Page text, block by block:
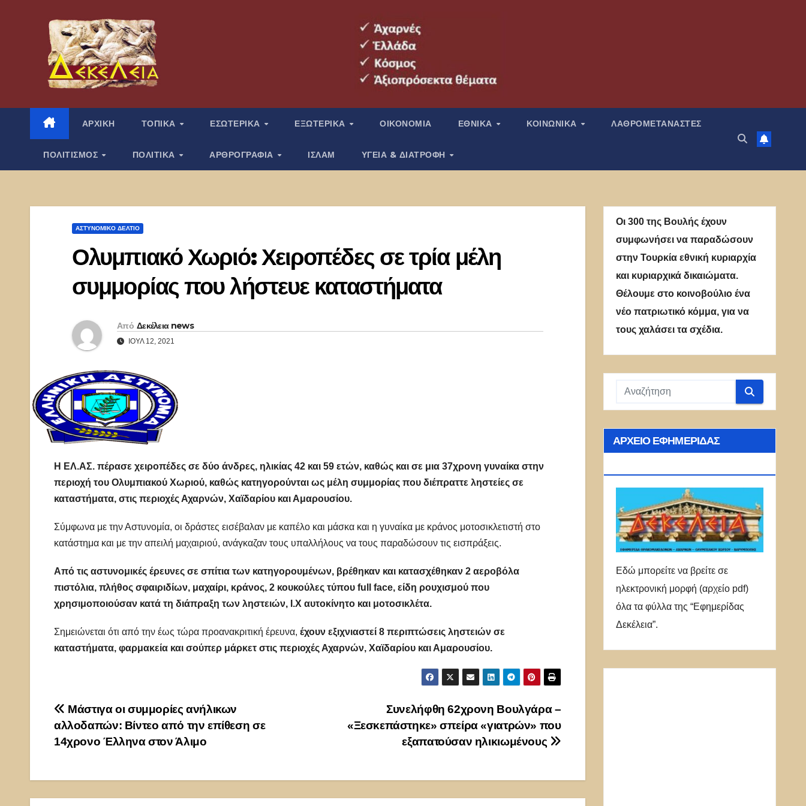
περιεχόμενο
ΑΡΧΙΚΗ ΤΟΠΙΚΑ ΕΣΩΤΕΡΙΚΑ ΕΞΩΤΕΡΙΚΑ ΟΙΚΟΝΟΜΙΑ ΕΘΝΙΚΑ ΚΟΙΝΩΝΙΚΑ ΛΑΘΡΟΜΕΤΑΝΑΣΤΕΣ
ΠΟΛΙΤΙΣΜΟΣ ΠΟΛΙΤΙΚΑ ΑΡΘΡΟΓΡΑΦΙΑ ΙΣΛΑΜ ΥΓΕΙΑ & ΔΙΑΤΡΟΦΗ
ΑΣΤΥΝΟΜΙΚΌ ΔΕΛΤΊΟ
Ολυμπιακό Χωριό: Χειροπέδες σε τρία μέλη
συμμορίας που λήστευε καταστήματα
Από Δεκέλεια news
ΙΟΎΛ 12, 2021
Η ΕΛ.ΑΣ. πέρασε χειροπέδες σε δύο άνδρες, ηλικίας 42 και 59 ετών, καθώς και σε μια 37χρονη γυναίκα στην
περιοχή του Ολυμπιακού Χωριού, καθώς κατηγορούνται ως μέλη συμμορίας που διέπραττε ληστείες σε
καταστήματα, στις περιοχές Αχαρνών, Χαϊδαρίου και Αμαρουσίου.
Σύμφωνα με την Αστυνομία, οι δράστες εισέβαλαν με καπέλο και μάσκα και η γυναίκα με κράνος μοτοσικλετιστή στο
κατάστημα και με την απειλή μαχαιριού, ανάγκαζαν τους υπαλλήλους να τους παραδώσουν τις εισπράξεις.
Από τις αστυνομικές έρευνες σε σπίτια των κατηγορουμένων, βρέθηκαν και κατασχέθηκαν 2 αεροβόλα
πιστόλια, πλήθος σφαιριδίων, μαχαίρι, κράνος, 2 κουκούλες τύπου full face, είδη ρουχισμού που
χρησιμοποιούσαν κατά τη διάπραξη των ληστειών, I.X αυτοκίνητο και μοτοσικλέτα.
Σημειώνεται ότι από την έως τώρα προανακριτική έρευνα, έχουν εξιχνιαστεί 8 περιπτώσεις ληστειών σε
καταστήματα, φαρμακεία και σούπερ μάρκετ στις περιοχές Αχαρνών, Χαϊδαρίου και Αμαρουσίου.
Πλοήγηση
άρθρων
Συνελήφθη 62χρονη Βουλγάρα –
«Ξεσκεπάστηκε» σπείρα «γιατρών» που
εξαπατούσαν ηλικιωμένους
Μάστιγα οι συμμορίες ανήλικων
αλλοδαπών: Βίντεο από την επίθεση σε
14χρονο Έλληνα στον Άλιμο
Οι 300 της Βουλής έχουν
συμφωνήσει να παραδώσουν
στην Τουρκία εθνική κυριαρχία
και κυριαρχικά δικαιώματα.
Θέλουμε στο κοινοβούλιο ένα
νέο πατριωτικό κόμμα, για να
τους χαλάσει τα σχέδια.
ΑΡΧΕΊΟ ΕΦΗΜΕΡΊΔΑΣ
Εδώ μπορείτε να βρείτε σε
ηλεκτρονική μορφή (αρχείο pdf)
όλα τα φύλλα της “Εφημερίδας
Δεκέλεια”.